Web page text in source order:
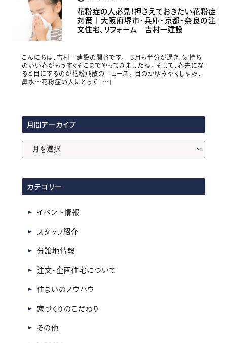
花粉症の人必見！押さえておきたい花粉症
対策｜大阪府堺市・兵庫・京都・奈良の注
文住宅、リフォーム 吉村一建設
こんにちは、吉村一建設の関谷です。 3月も半分が過ぎ、気持ち
のいい春がもうすぐそこまでやってきましたね。 そして、春先にな
ると目にするのが花粉飛散のニュース。 目のかゆみやくしゃみ、
鼻水…花粉症の人にとって […]
月間アーカイブ
ア
ー
カ
イ
カテゴリー
イベント情報
スタッフ紹介
分譲地情報
注文・企画住宅について
住まいのノウハウ
家づくりのこだわり
その他